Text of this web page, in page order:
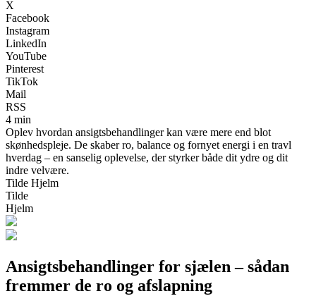
X
Facebook
Instagram
LinkedIn
YouTube
Pinterest
TikTok
Mail
RSS
4 min
Oplev hvordan ansigtsbehandlinger kan være mere end blot
skønhedspleje. De skaber ro, balance og fornyet energi i en travl
hverdag – en sanselig oplevelse, der styrker både dit ydre og dit
indre velvære.
Tilde Hjelm
Tilde
Hjelm
Ansigtsbehandlinger for sjælen – sådan
fremmer de ro og afslapning